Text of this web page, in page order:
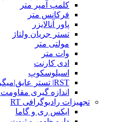
کلمپ آمپر متر
فرکانس متر
پاور آنالایزر
تستر جریان ولتاژ
مولتی متر
وات متر
ادی کارنت
اسیلوسکوپ
RST| تستر عایق|میگر | ارت سنج
اندازه گیری
تجهیزات رادیوگرافی RT
ایکس ری و گاما